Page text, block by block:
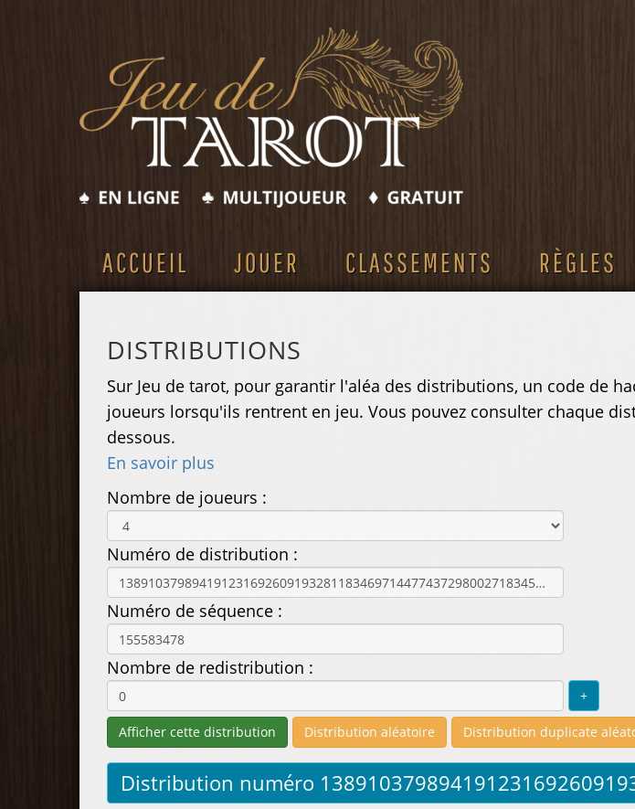
ACCUEIL JOUER CLASSEMENTS RÈGLES
DISTRIBUTIONS
Sur Jeu de tarot, pour garantir l'aléa des distributions, un code de
joueurs lorsqu'ils rentrent en jeu. Vous pouvez consulter chaque
dessous.
En savoir plus
Nombre de joueurs :
Numéro de distribution :
Numéro de séquence :
Nombre de redistribution :